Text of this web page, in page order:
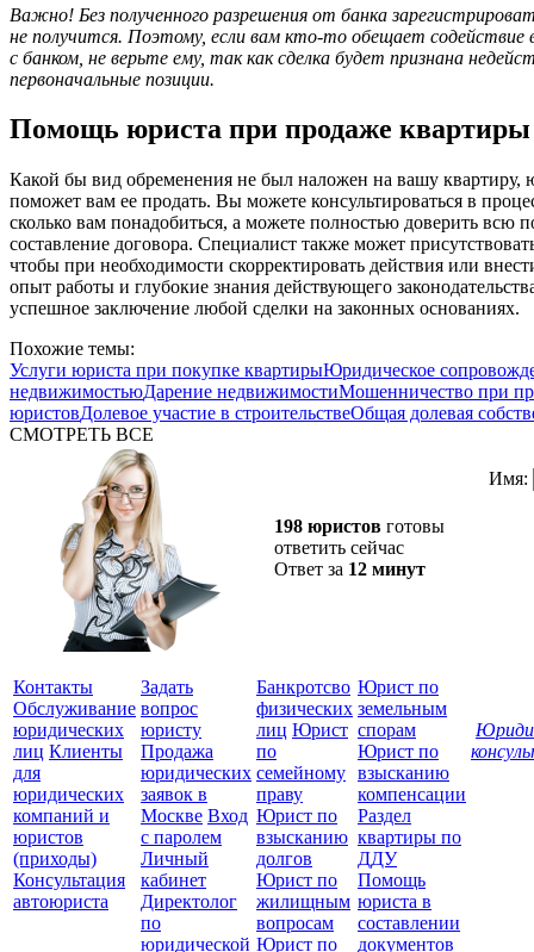
Важно! Без полученного разрешения от банка
не получится. Поэтому, если вам кто-то обещает содействие
с банком, не верьте ему, так как сделка будет признана
первоначальные позиции.
Помощь юриста при продаже квартиры
Какой бы вид обременения не был наложен на вашу квартиру,
поможет вам ее продать. Вы можете консультироваться в
сколько вам понадобиться, а можете полностью доверить всю
составление договора. Специалист также может
чтобы при необходимости скорректировать действия или
опыт работы и глубокие знания действующего
успешное заключение любой сделки на законных основаниях.
Похожие темы:
Услуги юриста при покупке квартирыЮридическое
недвижимостьюДарение недвижимостиМошенничество при
юристовДолевое участие в строительствеОбщая долевая
СМОТРЕТЬ ВСЕ
198 юристов готовы
ответить сейчас
Ответ за 12 минут
Имя:
Контакты
Обслуживание
юридических
лиц Клиенты
для
юридических
компаний и
юристов
(приходы)
Консультация
автоюриста
Задать
вопрос
юристу
Продажа
юридических
заявок в
Москве Вход
с паролем
Личный
кабинет
Директолог
по
юридической
Банкротсво
физических
лиц Юрист
по
семейному
праву
Юрист по
взысканию
долгов
Юрист по
жилищным
вопросам
Юрист по
Юрист по
земельным
спорам
Юрист по
взысканию
компенсации
Раздел
квартиры по
ДДУ
Помощь
юриста в
составлении
документов